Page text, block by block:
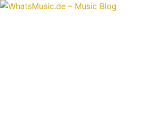
Ga